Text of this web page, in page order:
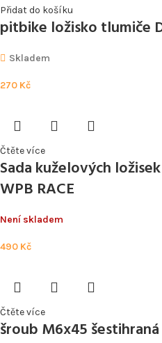
Přidat do košíku
pitbike ložisko tlumiče
Skladem
270 Kč
Čtěte více
Sada kuželových
WPB RACE
Není skladem
490 Kč
Čtěte více
šroub M6x45